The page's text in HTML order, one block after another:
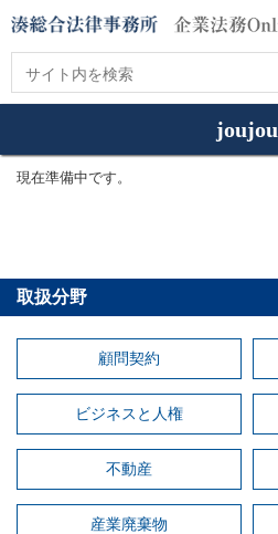
joujou
現在準備中です。
取扱分野
顧問契約
ビジネスと人権
不動産
産業廃棄物